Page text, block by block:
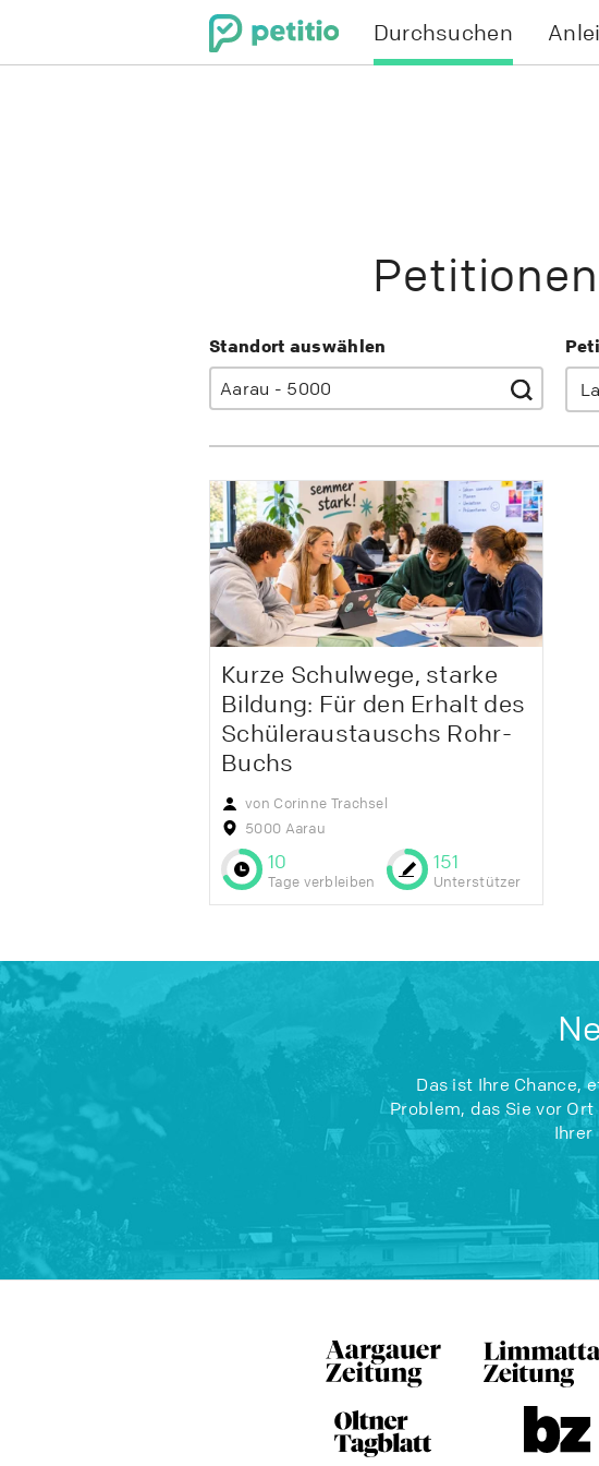
Menu Durchsuchen
Standort auswählen
Kurze Schulwege, starke
Bildung: Für den Erhalt des
Schüleraustauschs Rohr-
Buchs
von Corinne Trachsel
5000 Aarau
Tage verbleiben
10
Unterstützer
151
Das ist Ihre Chance,
Problem, das Sie vor
Ihrer